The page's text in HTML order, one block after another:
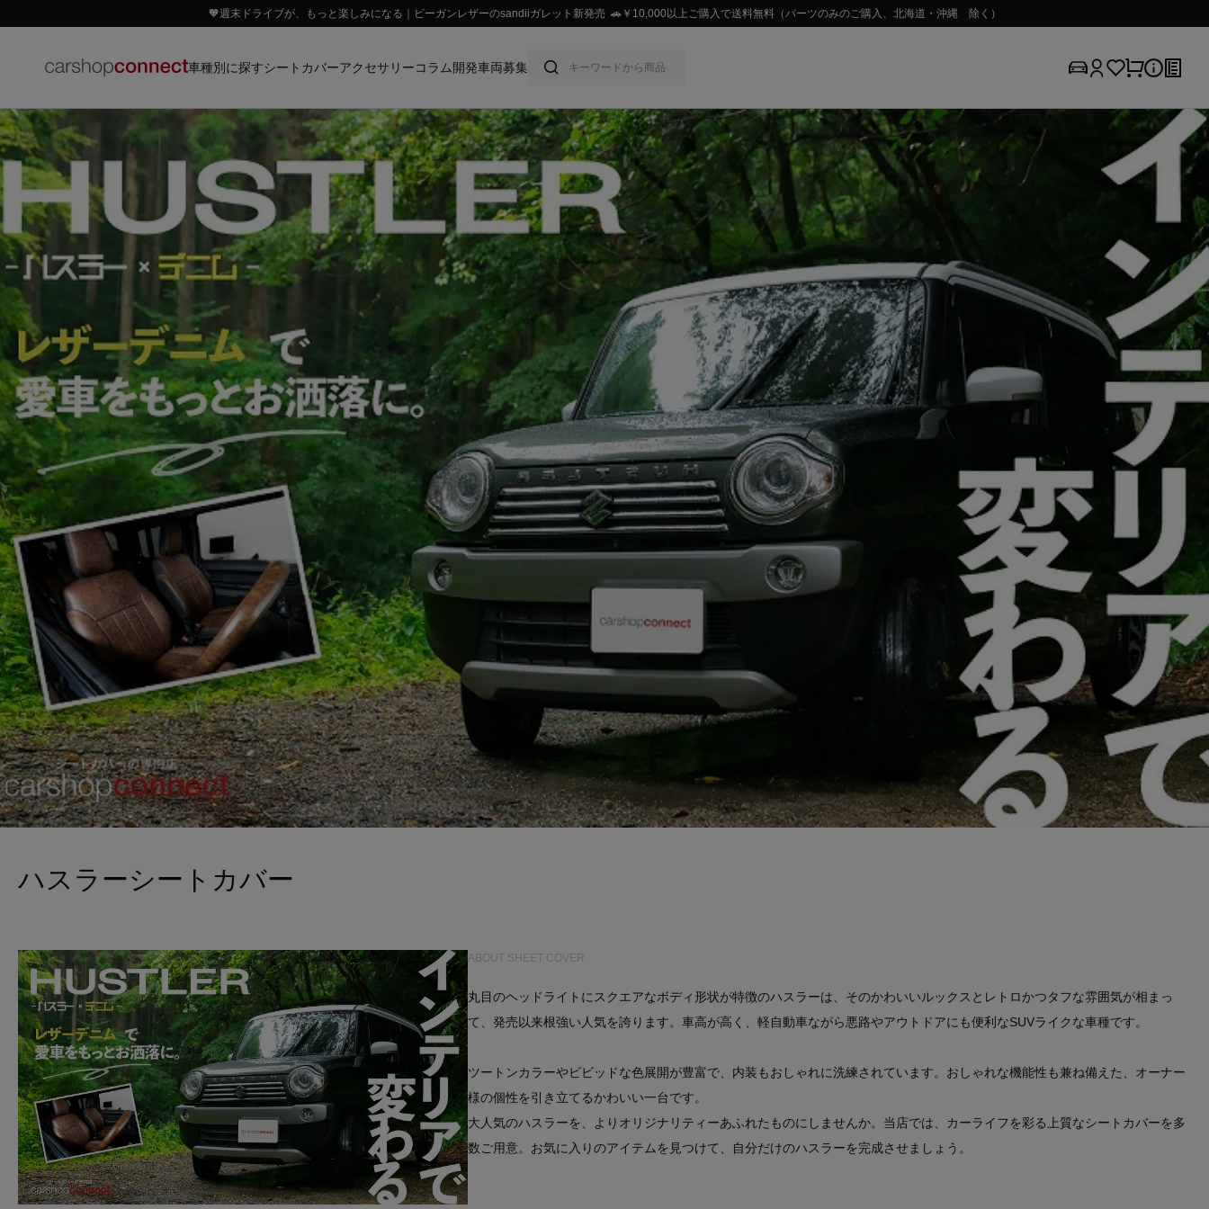
🧡週末ドライブが、もっと楽しみになる｜ビーガンレザーのsandiiガレット新発売 🚗￥10,000以上ご購入で送料無料（パーツのみのご購入、北海道・沖縄 除く）
車種別に探すシートカバーアクセサリーコラム開発車両募集
ハスラーシートカバー
ABOUT SHEET COVER
丸目のヘッドライトにスクエアなボディ形状が特徴のハスラーは、そのかわいいルックスとレトロかつタフな雰囲気が相まっ
て、発売以来根強い人気を誇ります。車高が高く、軽自動車ながら悪路やアウトドアにも便利なSUVライクな車種です。
ツートンカラーやビビッドな色展開が豊富で、内装もおしゃれに洗練されています。おしゃれな機能性も兼ね備えた、オーナー
様の個性を引き立てるかわいい一台です。
大人気のハスラーを、よりオリジナリティーあふれたものにしませんか。当店では、カーライフを彩る上質なシートカバーを多
数ご用意。お気に入りのアイテムを見つけて、自分だけのハスラーを完成させましょう。